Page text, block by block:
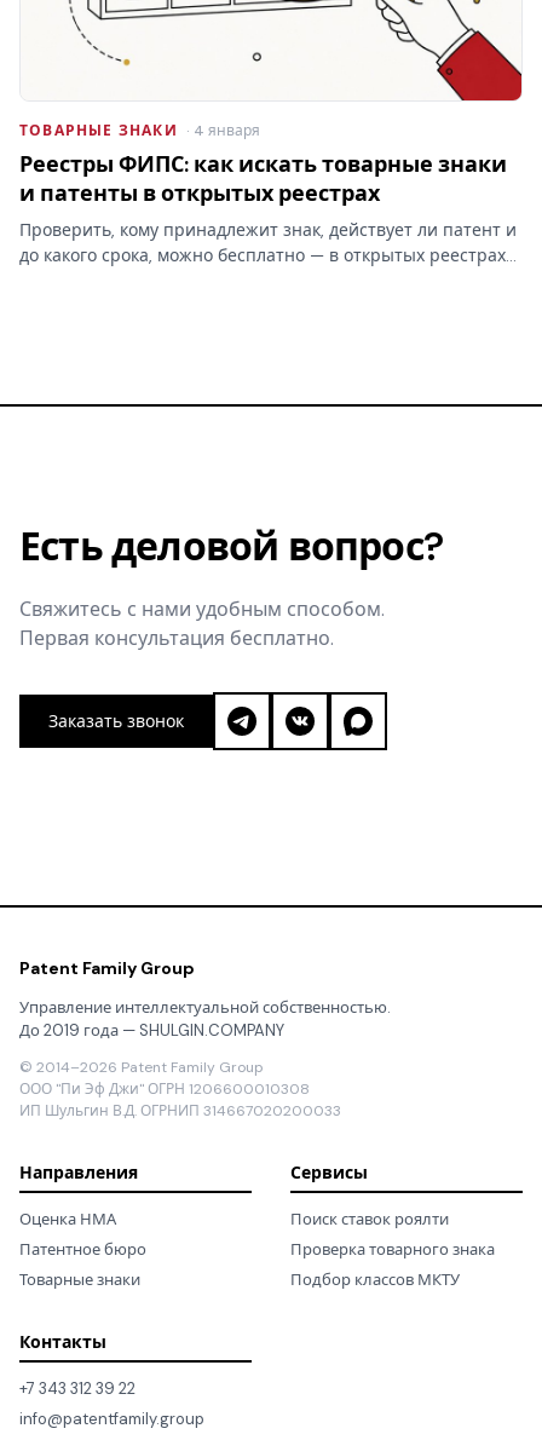
ТОВАРНЫЕ ЗНАКИ · 4 января
Реестры ФИПС: как искать товарные знаки
и патенты в открытых реестрах
Проверить, кому принадлежит знак, действует ли патент и
до какого срока, можно бесплатно — в открытых реестрах
Есть деловой вопрос?
Свяжитесь с нами удобным способом.
Первая консультация бесплатно.
Заказать звонок
Patent Family Group
Управление интеллектуальной собственностью.
До 2019 года — SHULGIN.COMPANY
© 2014–2026 Patent Family Group
ООО "Пи Эф Джи" ОГРН 1206600010308
ИП Шульгин В.Д. ОГРНИП 314667020200033
Направления
Оценка НМА
Патентное бюро
Товарные знаки
Сервисы
Поиск ставок роялти
Проверка товарного знака
Подбор классов МКТУ
Контакты
+7 343 312 39 22
info@patentfamily.group